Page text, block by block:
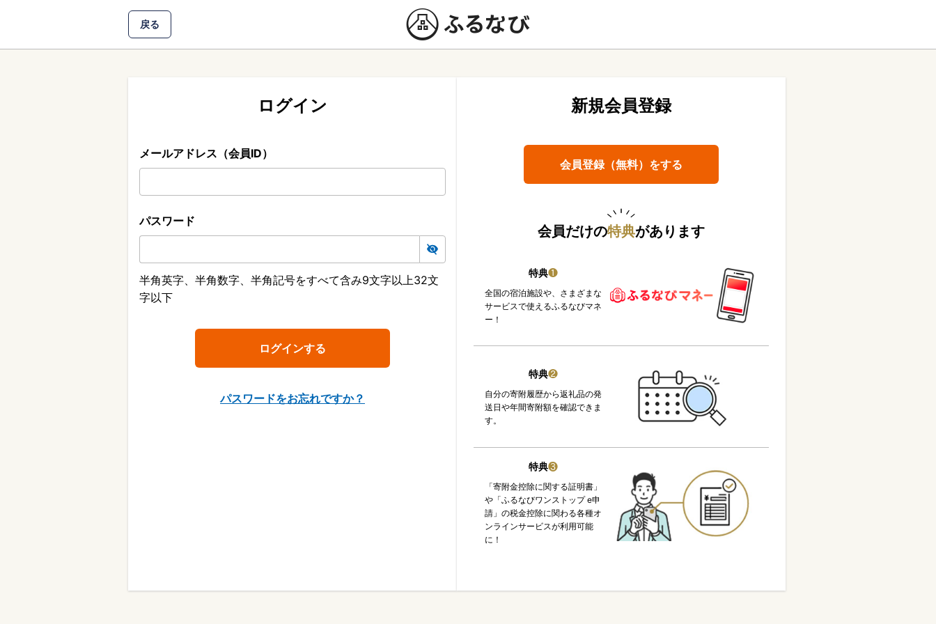
戻る
ログイン
メールアドレス（会員ID）
パスワード
半角英字、半角数字、半角記号をすべて含み9文字以上32文
字以下
パスワードをお忘れですか？
新規会員登録
会員登録（無料）をする
会員だけの特典があります
特典❶
全国の宿泊施設や、さまざまな
サービスで使えるふるなびマネ
ー！
特典❷
自分の寄附履歴から返礼品の発
送日や年間寄附額を確認できま
す。
特典❸
「寄附金控除に関する証明書」
や「ふるなびワンストップ e申
請」の税金控除に関わる各種オ
ンラインサービスが利用可能
に！